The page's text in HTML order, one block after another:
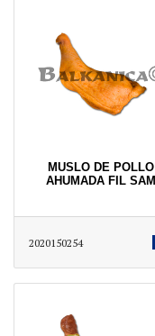
MUSLO DE POLLO
AHUMADA FIL SAM
2020150254